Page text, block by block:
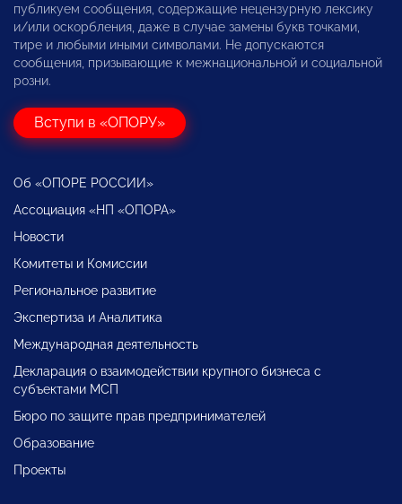
публикуем сообщения, содержащие нецензурную лексику
и/или оскорбления, даже в случае замены букв точками,
тире и любыми иными символами. Не допускаются
сообщения, призывающие к межнациональной и социальной
розни.
Вступи в «ОПОРУ»
Об «ОПОРЕ РОССИИ»
Ассоциация «НП «ОПОРА»
Новости
Комитеты и Комиссии
Региональное развитие
Экспертиза и Аналитика
Международная деятельность
Декларация о взаимодействии крупного бизнеса с
субъектами МСП
Бюро по защите прав предпринимателей
Образование
Проекты